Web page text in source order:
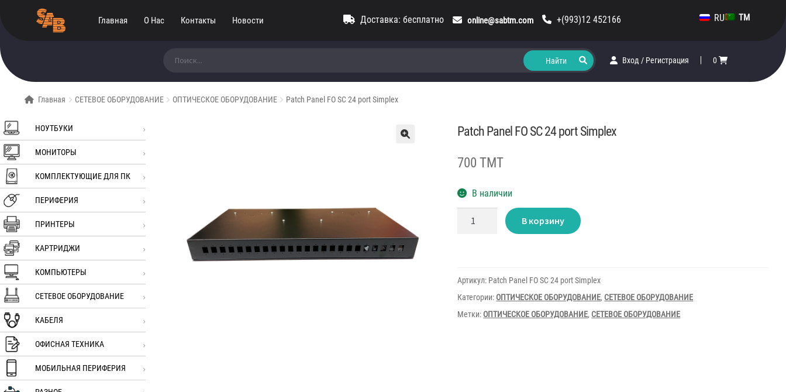
Главная О Нас Контакты Новости Доставка: бесплатно online@sabtm.com +(993)12 452166 RU TM
Вход / Регистрация 0
Главная СЕТЕВОЕ ОБОРУДОВАНИЕ ОПТИЧЕСКОЕ ОБОРУДОВАНИЕ Patch Panel FO SC 24 port Simplex
НОУТБУКИ
МОНИТОРЫ
КОМПЛЕКТУЮЩИЕ ДЛЯ ПК
ПЕРИФЕРИЯ
ПРИНТЕРЫ
КАРТРИДЖИ
КОМПЬЮТЕРЫ
СЕТЕВОЕ ОБОРУДОВАНИЕ
КАБЕЛЯ
ОФИСНАЯ ТЕХНИКА
МОБИЛЬНАЯ ПЕРИФЕРИЯ
Patch Panel FO SC 24 port Simplex
700 TMT
В наличии
Количество
товара
port
Simplex
В корзину
Артикул: Patch Panel FO SC 24 port Simplex
Категории: ОПТИЧЕСКОЕ ОБОРУДОВАНИЕ, СЕТЕВОЕ ОБОРУДОВАНИЕ
Метки: ОПТИЧЕСКОЕ ОБОРУДОВАНИЕ, СЕТЕВОЕ ОБОРУДОВАНИЕ